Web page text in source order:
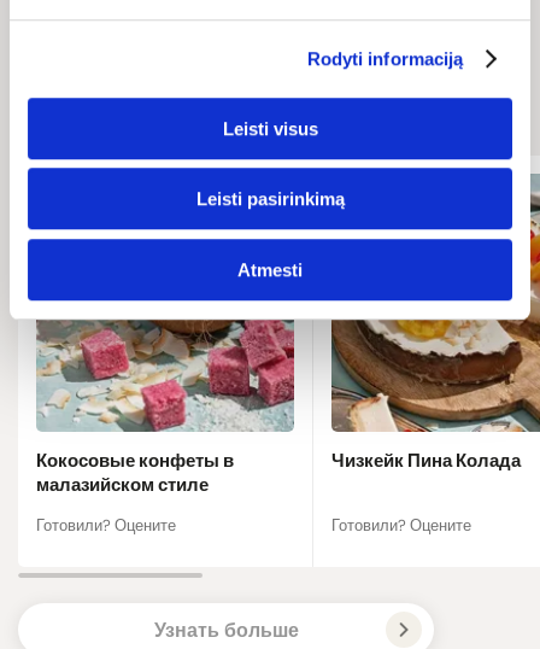
Rodyti informaciją
Leisti visus
Leisti pasirinkimą
Atmesti
рецепты
Кокосовые конфеты в
малазийском стиле
Готовили? Оцените
Чизкейк Пина Колада
Готовили? Оцените
Узнать больше